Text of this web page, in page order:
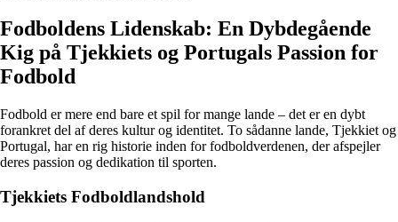
Fodboldens Lidenskab: En Dybdegående
Kig på Tjekkiets og Portugals Passion for
Fodbold
Fodbold er mere end bare et spil for mange lande – det er en dybt
forankret del af deres kultur og identitet. To sådanne lande, Tjekkiet og
Portugal, har en rig historie inden for fodboldverdenen, der afspejler
deres passion og dedikation til sporten.
Tjekkiets Fodboldlandshold